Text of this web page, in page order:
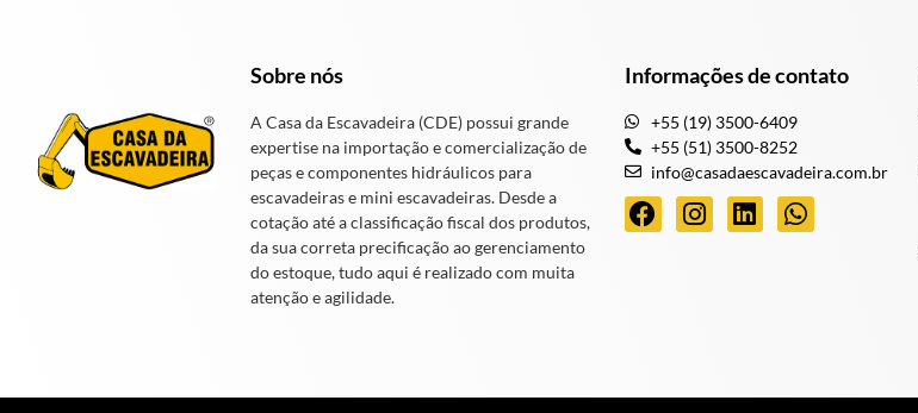
Sobre nós
A Casa da Escavadeira (CDE) possui grande
expertise na importação e comercialização de
peças e componentes hidráulicos para
escavadeiras e mini escavadeiras. Desde a
cotação até a classificação fiscal dos produtos,
da sua correta precificação ao gerenciamento
do estoque, tudo aqui é realizado com muita
atenção e agilidade.
Informações de contato
+55 (19) 3500-6409
+55 (51) 3500-8252
info@casadaescavadeira.com.br